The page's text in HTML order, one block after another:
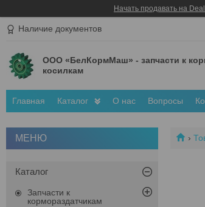
Начать продавать на
Наличие документов
ООО «БелКормМаш» - запчасти к
косилкам
Главная Каталог О нас Вопросы
Каталог
Запчасти к
кормораздатчикам